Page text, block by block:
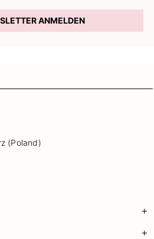
ANMELDEN
(Poland)
+
+